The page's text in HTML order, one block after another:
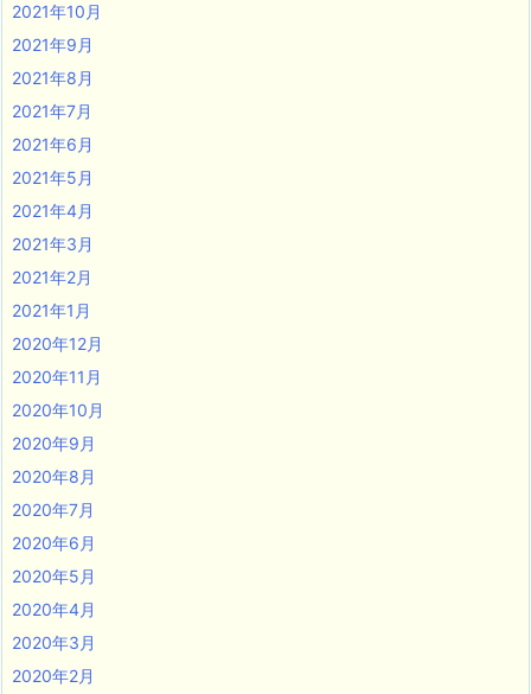
2021年10月
2021年9月
2021年8月
2021年7月
2021年6月
2021年5月
2021年4月
2021年3月
2021年2月
2021年1月
2020年12月
2020年11月
2020年10月
2020年9月
2020年8月
2020年7月
2020年6月
2020年5月
2020年4月
2020年3月
2020年2月